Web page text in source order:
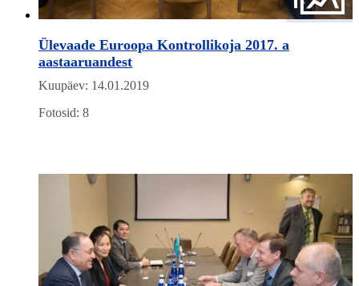
Ülevaade Euroopa Kontrollikoja 2017. a
aastaaruandest
Kuupäev: 14.01.2019
Fotosid: 8